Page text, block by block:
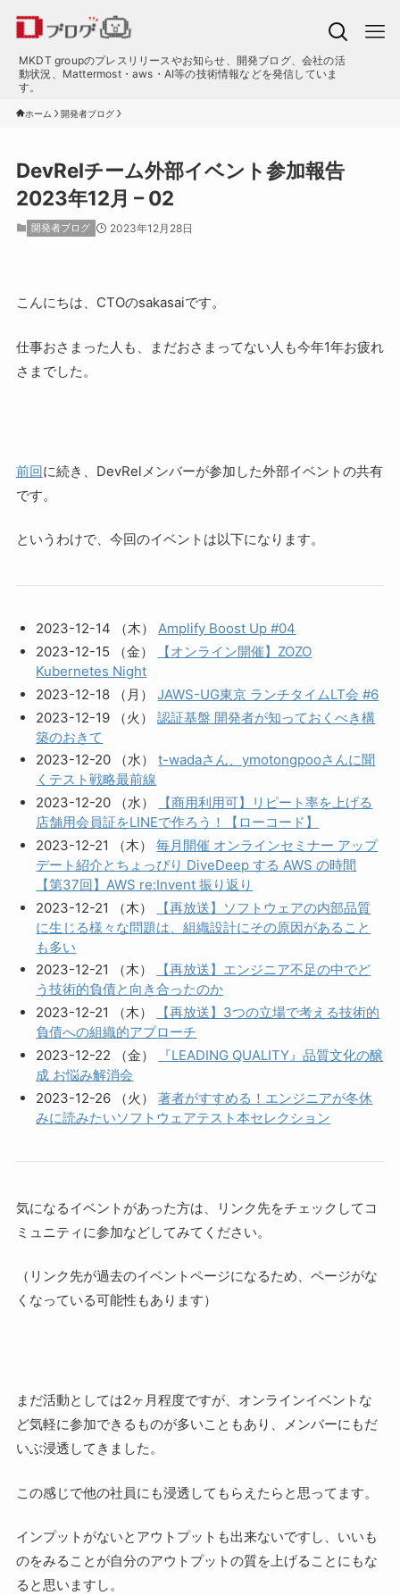
MKDT groupのプレスリリースやお知らせ、開発ブログ、会社の活
動状況、Mattermost・aws・AI等の技術情報などを発信していま
す。
ホーム 開発者ブログ
DevRelチーム外部イベント参加報告
2023年12月 – 02
開発者ブログ 2023年12月28日
こんにちは、CTOのsakasaiです。
仕事おさまった人も、まだおさまってない人も今年1年お疲れ
さまでした。
前回に続き、DevRelメンバーが参加した外部イベントの共有
です。
というわけで、今回のイベントは以下になります。
2023-12-14 （木）Amplify Boost Up #04
2023-12-15 （金）
【オンライン開催】ZOZO
Kubernetes Night
2023-12-18 （月）JAWS-UG東京 ランチタイムLT会 #6
2023-12-19 （火）認証基盤 開発者が知っておくべき構
築のおきて
2023-12-20 （水）t-wadaさん、ymotongpooさんに聞
くテスト戦略最前線
2023-12-20 （水）
【商用利用可】リピート率を上げる
店舗用会員証をLINEで作ろう！【ローコード】
2023-12-21 （木）毎月開催 オンラインセミナー アップ
デート紹介とちょっぴり DiveDeep する AWS の時間
【第37回】AWS re:Invent 振り返り
2023-12-21 （木）
【再放送】ソフトウェアの内部品質
に生じる様々な問題は、組織設計にその原因があること
も多い
2023-12-21 （木）
【再放送】エンジニア不足の中でど
う技術的負債と向き合ったのか
2023-12-21 （木）
【再放送】3つの立場で考える技術的
負債への組織的アプローチ
2023-12-22 （金）
『LEADING QUALITY』品質文化の醸
成 お悩み解消会
2023-12-26 （火）著者がすすめる！エンジニアが冬休
みに読みたいソフトウェアテスト本セレクション
気になるイベントがあった方は、リンク先をチェックしてコ
ミュニティに参加などしてみてください。
（リンク先が過去のイベントページになるため、ページがな
くなっている可能性もあります）
まだ活動としては2ヶ月程度ですが、オンラインイベントな
ど気軽に参加できるものが多いこともあり、メンバーにもだ
いぶ浸透してきました。
この感じで他の社員にも浸透してもらえたらと思ってます。
インプットがないとアウトプットも出来ないですし、いいも
のをみることが自分のアウトプットの質を上げることにもな
ると思いますし。